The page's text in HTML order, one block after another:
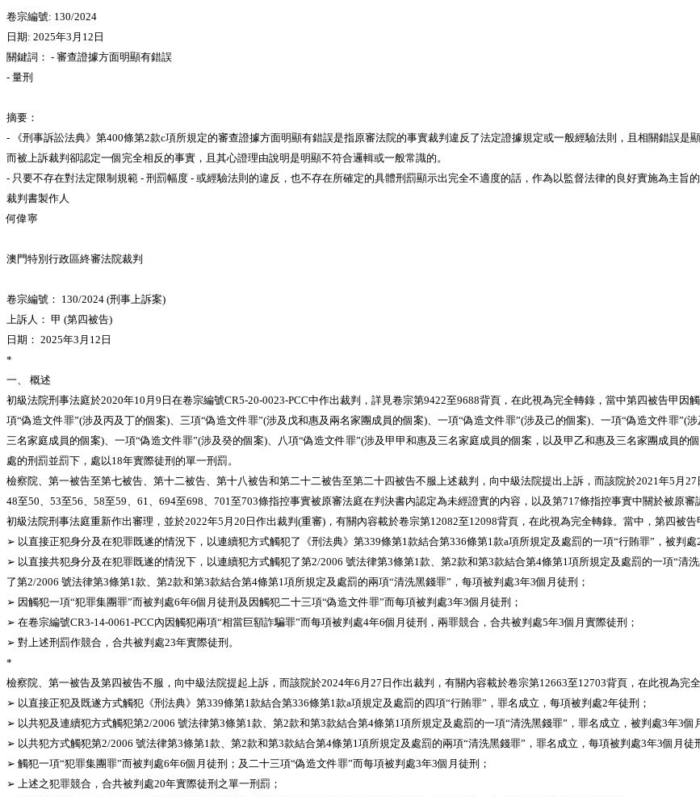
卷宗編號: 130/2024
日期: 2025年3月12日
關鍵詞： - 審查證據方面明顯有錯誤
- 量刑
摘要：
- 《刑事訴訟法典》第400條第2款c項所規定的審查證據方面明顯有錯誤是指原審法院的事實裁判違反了法定證據規定或一般經驗法則，且相關錯誤是
而被上訴裁判卻認定一個完全相反的事實，且其心證理由說明是明顯不符合邏輯或一般常識的。
- 只要不存在對法定限制規範 - 刑罰幅度 - 或經驗法則的違反，也不存在所確定的具體刑罰顯示出完全不適度的話，作為以監督法律的良好實施為主旨
裁判書製作人
何偉寧
澳門特別行政區終審法院裁判
卷宗編號： 130/2024 (刑事上訴案)
上訴人： 甲 (第四被告)
日期： 2025年3月12日
*
一、 概述
初級法院刑事法庭於2020年10月9日在卷宗編號CR5-20-0023-PCC中作出裁判，詳見卷宗第9422至9688背頁，在此視為完全轉錄，當中第四被告甲因
項“偽造文件罪”(涉及丙及丁的個案)、三項“偽造文件罪”(涉及戊和惠及兩名家團成員的個案)、一項“偽造文件罪”(涉及己的個案)、一項“偽造文件罪”(
三名家庭成員的個案)、一項“偽造文件罪”(涉及癸的個案)、八項“偽造文件罪”(涉及甲甲和惠及三名家庭成員的個案，以及甲乙和惠及三名家團成員的
處的刑罰並罰下，處以18年實際徒刑的單一刑罰。
檢察院、第一被告至第七被告、第十二被告、第十八被告和第二十二被告至第二十四被告不服上述裁判，向中級法院提出上訴，而該院於2021年5月
48至50、53至56、58至59、61、694至698、701至703條指控事實被原審法庭在判決書内認定為未經證實的内容，以及第717條指控事實中關於被原審
初級法院刑事法庭重新作出審理，並於2022年5月20日作出裁判(重審)，有關內容載於卷宗第12082至12098背頁，在此視為完全轉錄。當中，第四被告
➢ 以直接正犯身分及在犯罪既遂的情況下，以連續犯方式觸犯了《刑法典》第339條第1款結合第336條第1款a項所規定及處罰的一項“行賄罪”，被判處
➢ 以直接共犯身分及在犯罪既遂的情況下，以連續犯方式觸犯了第2/2006 號法律第3條第1款、第2款和第3款結合第4條第1項所規定及處罰的一項“清
了第2/2006 號法律第3條第1款、第2款和第3款結合第4條第1項所規定及處罰的兩項“清洗黑錢罪”，每項被判處3年3個月徒刑；
➢ 因觸犯一項“犯罪集團罪”而被判處6年6個月徒刑及因觸犯二十三項“偽造文件罪”而每項被判處3年3個月徒刑；
➢ 在卷宗編號CR3-14-0061-PCC內因觸犯兩項“相當巨額詐騙罪”而每項被判處4年6個月徒刑，兩罪競合，合共被判處5年3個月實際徒刑；
➢ 對上述刑罰作競合，合共被判處23年實際徒刑。
*
檢察院、第一被告及第四被告不服，向中級法院提起上訴，而該院於2024年6月27日作出裁判，有關內容載於卷宗第12663至12703背頁，在此視為完
➢ 以直接正犯及既遂方式觸犯《刑法典》第339條第1款結合第336條第1款a項規定及處罰的四項“行賄罪”，罪名成立，每項被判處2年徒刑；
➢ 以共犯及連續犯方式觸犯第2/2006 號法律第3條第1款、第2款和第3款結合第4條第1項所規定及處罰的一項“清洗黑錢罪”，罪名成立，被判處3年3個
➢ 以共犯方式觸犯第2/2006 號法律第3條第1款、第2款和第3款結合第4條第1項所規定及處罰的兩項“清洗黑錢罪”，罪名成立，每項被判處3年3個月徒
➢ 觸犯一項“犯罪集團罪”而被判處6年6個月徒刑；及二十三項“偽造文件罪”而每項被判處3年3個月徒刑；
➢ 上述之犯罪競合，合共被判處20年實際徒刑之單一刑罰；